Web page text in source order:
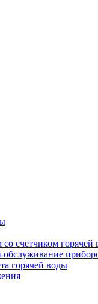
счетчиком горячей
горячей воды